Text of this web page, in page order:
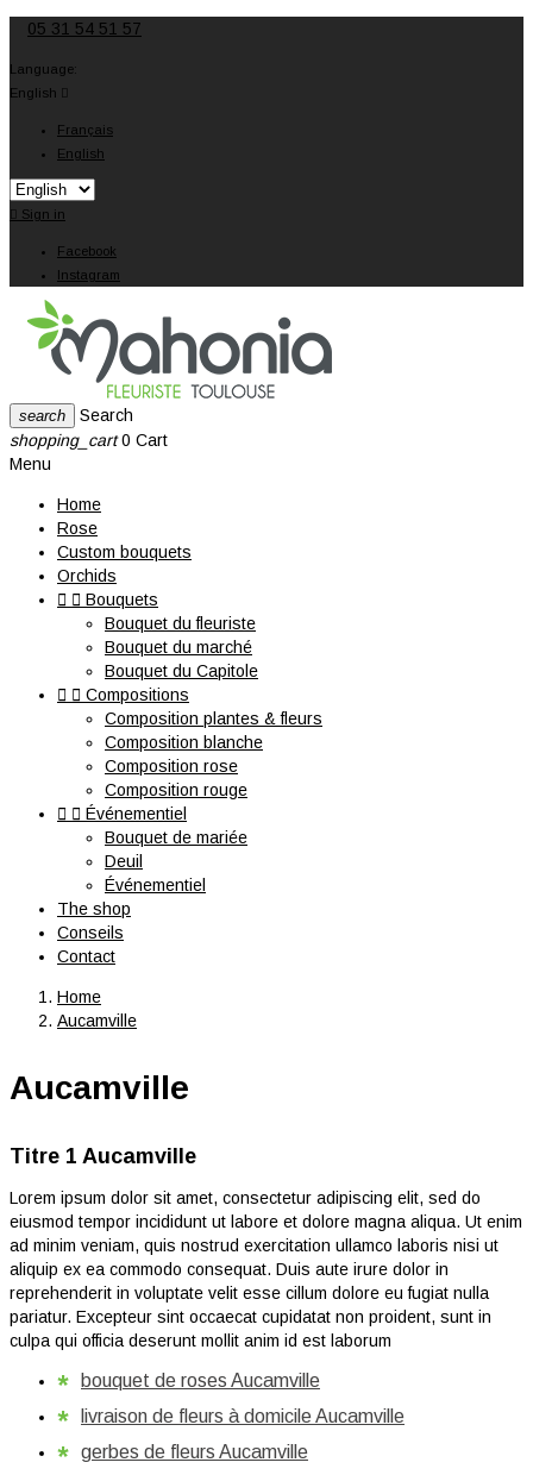
05 31 54 51 57
Language:
English 
Français
English
 Sign in
Facebook
Instagram
search
Search
shopping_cart 0 Cart
Menu
Home
Rose
Custom bouquets
Orchids
  Bouquets
Bouquet du fleuriste
Bouquet du marché
Bouquet du Capitole
  Compositions
Composition plantes & fleurs
Composition blanche
Composition rose
Composition rouge
  Événementiel
Bouquet de mariée
Deuil
Événementiel
The shop
Conseils
Contact
Home
Aucamville
Aucamville
Titre 1 Aucamville
Lorem ipsum dolor sit amet, consectetur adipiscing elit, sed do
eiusmod tempor incididunt ut labore et dolore magna aliqua. Ut enim
ad minim veniam, quis nostrud exercitation ullamco laboris nisi ut
aliquip ex ea commodo consequat. Duis aute irure dolor in
reprehenderit in voluptate velit esse cillum dolore eu fugiat nulla
pariatur. Excepteur sint occaecat cupidatat non proident, sunt in
culpa qui officia deserunt mollit anim id est laborum
bouquet de roses Aucamville
livraison de fleurs à domicile Aucamville
gerbes de fleurs Aucamville